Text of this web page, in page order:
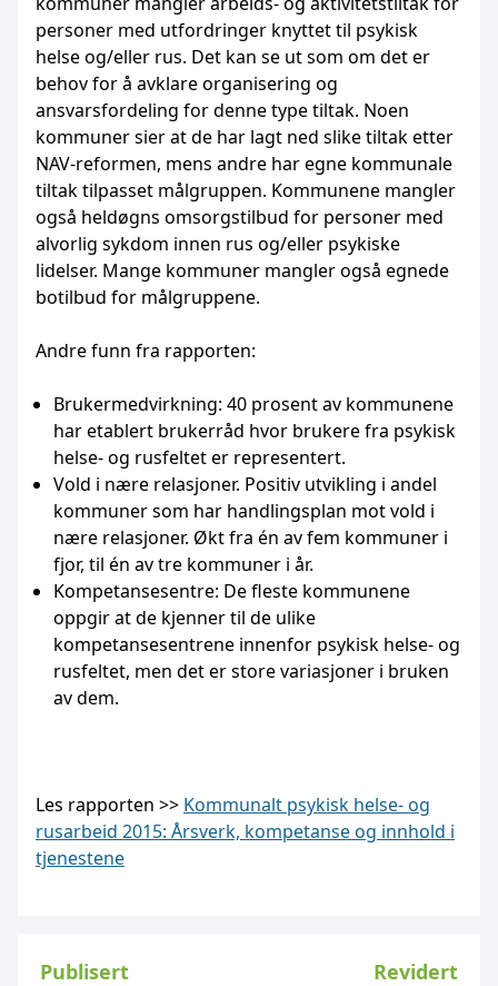
personer med utfordringer knyttet til psykisk
helse og/eller rus. Det kan se ut som om det er
behov for å avklare organisering og
ansvarsfordeling for denne type tiltak. Noen
kommuner sier at de har lagt ned slike tiltak etter
NAV-reformen, mens andre har egne kommunale
tiltak tilpasset målgruppen. Kommunene mangler
også heldøgns omsorgstilbud for personer med
alvorlig sykdom innen rus og/eller psykiske
lidelser. Mange kommuner mangler også egnede
botilbud for målgruppene.
Andre funn fra rapporten:
Brukermedvirkning: 40 prosent av kommunene
har etablert brukerråd hvor brukere fra psykisk
helse- og rusfeltet er representert.
Vold i nære relasjoner. Positiv utvikling i andel
kommuner som har handlingsplan mot vold i
nære relasjoner. Økt fra én av fem kommuner i
fjor, til én av tre kommuner i år.
Kompetansesentre: De fleste kommunene
oppgir at de kjenner til de ulike
kompetansesentrene innenfor psykisk helse- og
rusfeltet, men det er store variasjoner i bruken
av dem.
Les rapporten >> Kommunalt psykisk helse- og
rusarbeid 2015: Årsverk, kompetanse og innhold i
tjenestene
Publisert Revidert